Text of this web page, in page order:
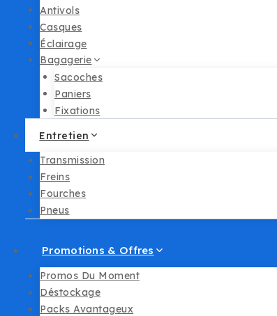
Antivols
Casques
Éclairage
Bagagerie
Sacoches
Paniers
Fixations
Entretien
Transmission
Freins
Fourches
Pneus
Promotions & Offres
Promos Du Moment
Déstockage
Packs Avantageux